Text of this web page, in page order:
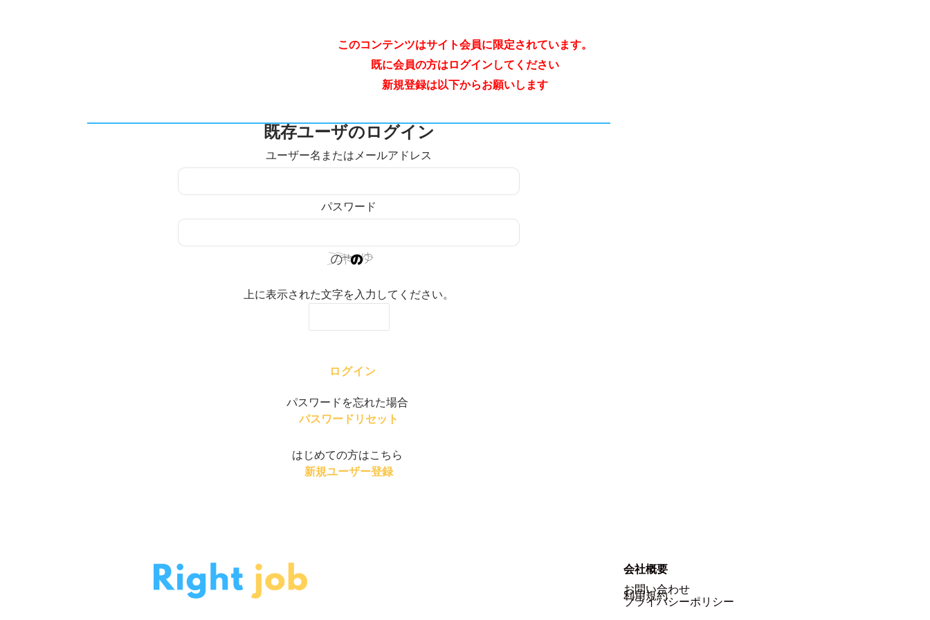
このコンテンツはサイト会員に限定されています。
既に会員の方はログインしてください
新規登録は以下からお願いします
既存ユーザのログイン
ユーザー名またはメールアドレス
パスワード
上に表示された文字を入力してください。
パスワードを忘れた場合
パスワードリセット
はじめての方はこちら
新規ユーザー登録
会社概要​
お問い合わせ
利用規約
プライバシーポリシー